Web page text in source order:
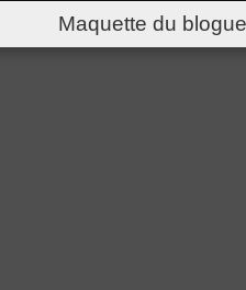
Maquette du